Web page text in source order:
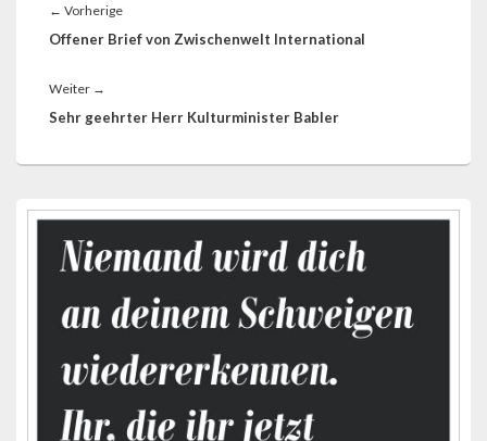
← VorherigeVorheriger
Beitrag:
Offener Brief von Zwischenwelt International
Weiter →
Beitrag:
Sehr geehrter Herr Kulturminister Babler
Primärer
Widgetbereich